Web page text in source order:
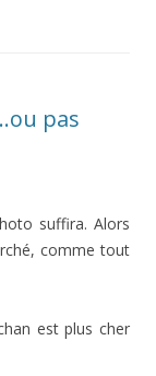
pas
suffira. Alors
comme tout
est plus cher